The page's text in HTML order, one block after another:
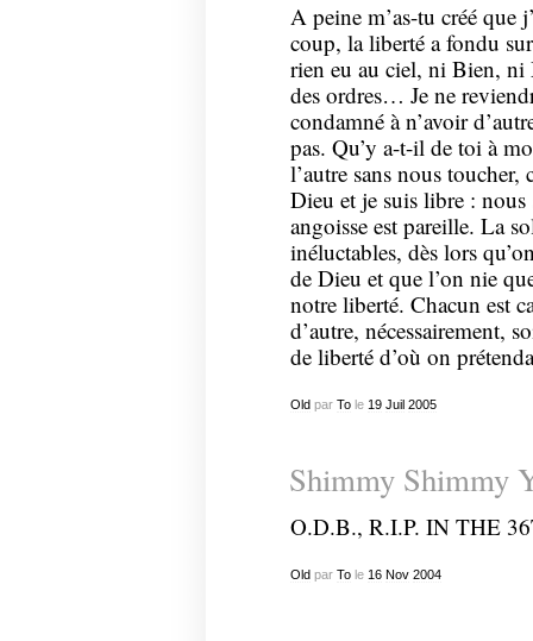
A peine m’as-tu créé que
coup, la liberté a fondu
rien eu au ciel, ni Bien,
des ordres… Je ne
condamné à n’avoir
pas. Qu’y a-t-il de toi à
l’autre sans nous
Dieu et je suis libre : nous
angoisse est pareille. La
inéluctables, dès lors
de Dieu et que l’on nie
notre liberté. Chacun est
d’autre, nécessairement,
de liberté d’où on
Oldpar Tole 19 Juil 2005
Shimmy Shimmy
O.D.B., R.I.P. IN THE
Oldpar Tole 16 Nov 2004